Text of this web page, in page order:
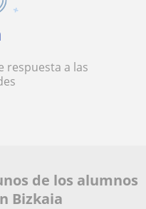
respuesta a las
de los alumnos
Bizkaia